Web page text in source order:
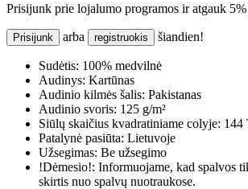
Prisijunk prie lojalumo programos ir atgauk
Prisijunk arba registruokis šiandien!
Sudėtis: 100% medvilnė
Audinys: Kartūnas
Audinio kilmės šalis: Pakistanas
Audinio svoris: 125 g/m²
Siūlų skaičius kvadratiniame colyje: 144
Patalynė pasiūta: Lietuvoje
Užsegimas: Be užsegimo
!Dėmesio!: Informuojame, kad spalvos
skirtis nuo spalvų nuotraukose.